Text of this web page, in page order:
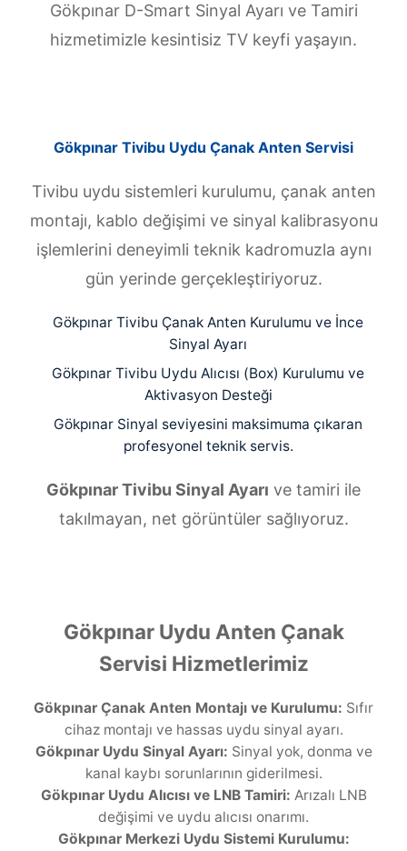
Gökpınar D-Smart Sinyal Ayarı ve Tamiri
hizmetimizle kesintisiz TV keyfi yaşayın.
Gökpınar Tivibu Uydu Çanak Anten Servisi
Tivibu uydu sistemleri kurulumu, çanak anten
montajı, kablo değişimi ve sinyal kalibrasyonu
işlemlerini deneyimli teknik kadromuzla aynı
gün yerinde gerçekleştiriyoruz.
Gökpınar Tivibu Çanak Anten Kurulumu ve İnce
Sinyal Ayarı
Gökpınar Tivibu Uydu Alıcısı (Box) Kurulumu ve
Aktivasyon Desteği
Gökpınar Sinyal seviyesini maksimuma çıkaran
profesyonel teknik servis.
Gökpınar Tivibu Sinyal Ayarı ve tamiri ile
takılmayan, net görüntüler sağlıyoruz.
Gökpınar Uydu Anten Çanak
Servisi Hizmetlerimiz
Gökpınar Çanak Anten Montajı ve Kurulumu: Sıfır
cihaz montajı ve hassas uydu sinyal ayarı.
Gökpınar Uydu Sinyal Ayarı: Sinyal yok, donma ve
kanal kaybı sorunlarının giderilmesi.
Gökpınar Uydu Alıcısı ve LNB Tamiri: Arızalı LNB
değişimi ve uydu alıcısı onarımı.
Gökpınar Merkezi Uydu Sistemi Kurulumu: